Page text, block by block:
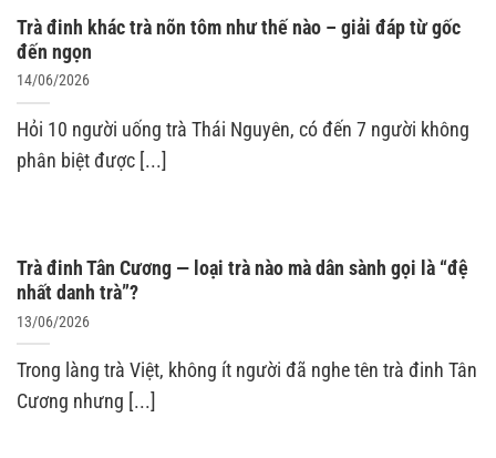
Trà đinh khác trà nõn tôm như thế nào – giải đáp từ gốc
đến ngọn
14/06/2026
Hỏi 10 người uống trà Thái Nguyên, có đến 7 người không
phân biệt được [...]
Trà đinh Tân Cương — loại trà nào mà dân sành gọi là “đệ
nhất danh trà”?
13/06/2026
Trong làng trà Việt, không ít người đã nghe tên trà đinh Tân
Cương nhưng [...]